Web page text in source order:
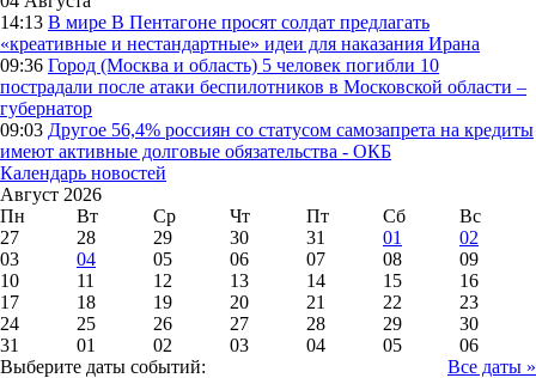
14:13 В мире В Пентагоне просят солдат предлагать
«креативные и нестандартные» идеи для наказания Ирана
09:36 Город (Москва и область) 5 человек погибли 10
пострадали после атаки беспилотников в Московской области –
губернатор
09:03 Другое 56,4% россиян со статусом самозапрета на кредиты
имеют активные долговые обязательства - ОКБ
Календарь новостей
Август 2026
Пн
Вт Ср Чт Пт Сб
Вс
27
28 29 30 31 01
02
03
04 05 06 07 08
09
10
11 12 13 14 15
16
17
18 19 20 21 22
23
24
25 26 27 28 29
30
31
01 02 03 04 05
06
Все даты »
Выберите даты событий: